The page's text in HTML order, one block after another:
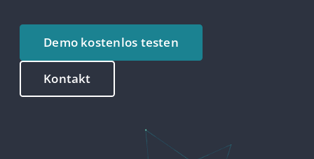
Kontakt